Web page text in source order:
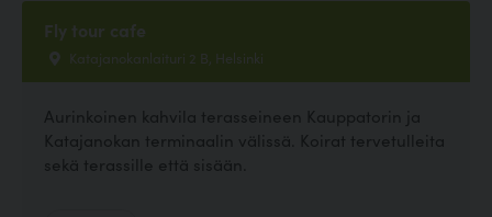
Fly tour cafe
Katajanokanlaituri 2 B, Helsinki
Aurinkoinen kahvila terasseineen Kauppatorin ja
Katajanokan terminaalin välissä. Koirat tervetulleita
sekä terassille että sisään.